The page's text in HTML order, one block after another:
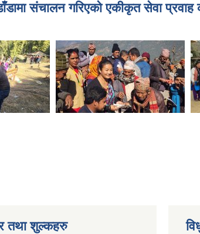
संचालन गरिएको एकीकृत सेवा प्रवाह
तथा शुल्कहरु